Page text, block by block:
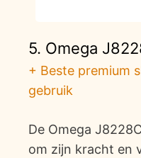
5. Omega
+ Beste premium
gebruik
De Omega
om zijn kracht en